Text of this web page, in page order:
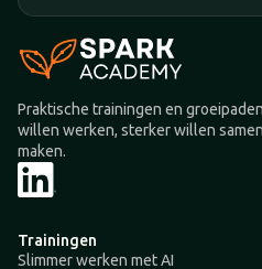
Praktische trainingen en
willen werken, sterker willen
maken.
Trainingen
Slimmer werken met AI